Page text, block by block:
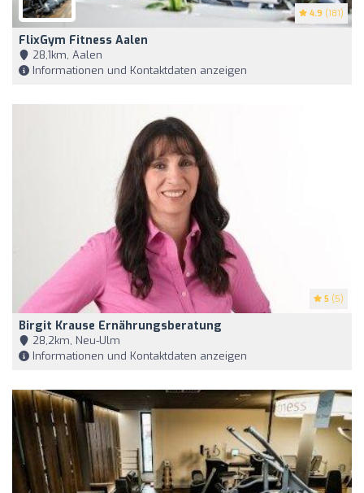
4.9 (181)
FlixGym Fitness Aalen
28,1km, Aalen
Informationen und Kontaktdaten anzeigen
5 (5)
Birgit Krause Ernährungsberatung
28,2km, Neu-Ulm
Informationen und Kontaktdaten anzeigen